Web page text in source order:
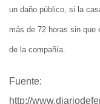
un daño público, si la
más de 72 horas sin que
de la compañía.
Fuente:
http://